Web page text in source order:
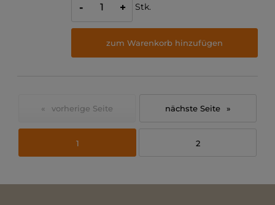
- + Stk.
zum Warenkorb hinzufügen
«
1 2
»